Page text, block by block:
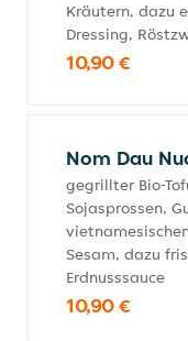
Kräutern, dazu
Dressing,
10,90 €
Nom Dau
gegrillter Bio-
Sojasprossen,
Sesam, dazu
Erdnusssauce
10,90 €